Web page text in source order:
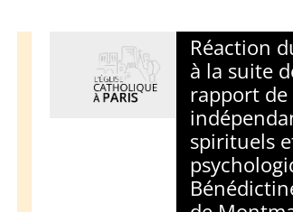
Réaction
à la suite
rapport de
spirituels